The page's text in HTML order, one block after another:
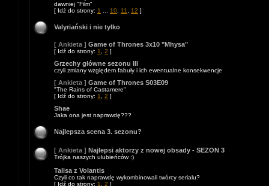
dawniej "Film"
[ Idź do strony: 1 10 11 12 ]
Valyriański i nie tylko
[ Ankieta ] Game of Thrones 3x10 "Mhysa"
[ Idź do strony: 1 2 ]
Grzechy główne sezonu III
czyli zmiany względem fabuły i ich ewentualne konsekwencje
[ Ankieta ] Game of Thrones S03E09
"The Rains of Castamere"
[ Idź do strony: 1 2 ]
Shae
Jaka ona jest naprawdę???
Najlepsza scena 3. sezonu?
[ Ankieta ] Najlepsi aktorzy z nowej obsady - SEZON 3
Trójka naszych ulubieńców :)
Talisa z Volantis
Czyli co tak naprawdę wykombinowali twórcy serialu?
[ Idź do strony: 1 2 ]